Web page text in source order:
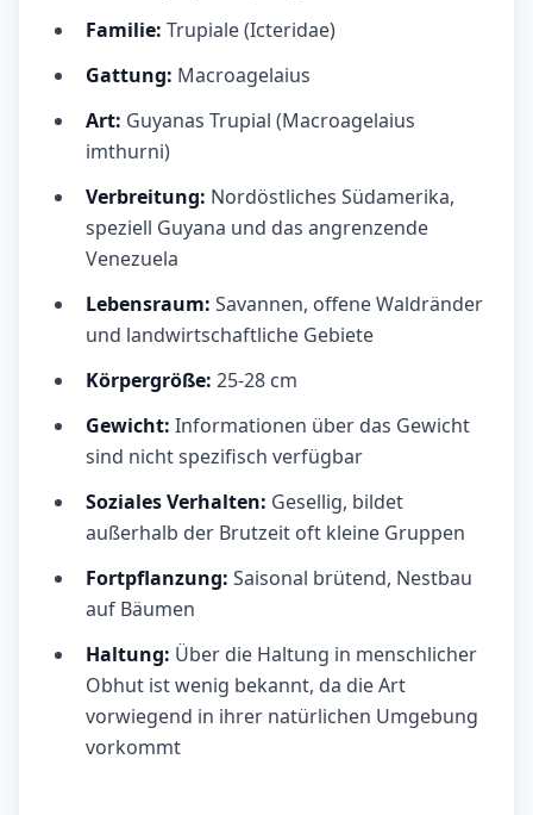
Familie: Trupiale (Icteridae)
Gattung: Macroagelaius
Art: Guyanas Trupial (Macroagelaius
imthurni)
Verbreitung: Nordöstliches Südamerika,
speziell Guyana und das angrenzende
Venezuela
Lebensraum: Savannen, offene Waldränder
und landwirtschaftliche Gebiete
Körpergröße: 25-28 cm
Gewicht: Informationen über das Gewicht
sind nicht spezifisch verfügbar
Soziales Verhalten: Gesellig, bildet
außerhalb der Brutzeit oft kleine Gruppen
Fortpflanzung: Saisonal brütend, Nestbau
auf Bäumen
Haltung: Über die Haltung in menschlicher
Obhut ist wenig bekannt, da die Art
vorwiegend in ihrer natürlichen Umgebung
vorkommt